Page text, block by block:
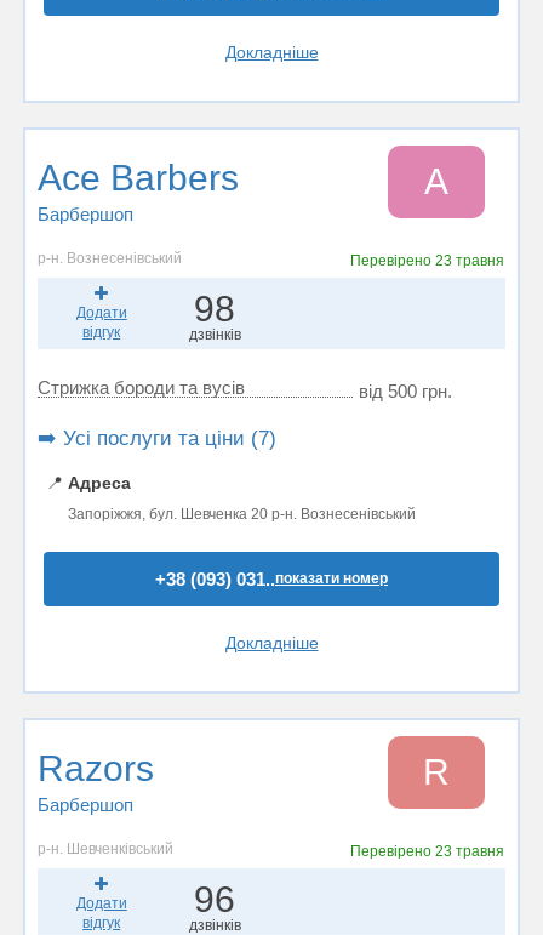
Докладніше
Ace Barbers
Барбершоп
A
р-н. Вознесенівський Перевірено23 травня
Додати
відгук
98
дзвінків
Стрижка бороди та вусів від 500 грн.
➡️ Усі послуги та ціни (7)
📍 Адреса
Запоріжжя, бул. Шевченка 20 р-н. Вознесенівський
+38 (093) 031..показати номер
Докладніше
Razors
Барбершоп
R
р-н. Шевченківський Перевірено23 травня
Додати
відгук
96
дзвінків